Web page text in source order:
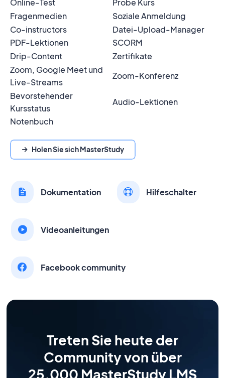
Online-Test
Probe Kurs
Fragenmedien
Soziale Anmeldung
Co-instructors
Datei-Upload-Manager
PDF-Lektionen
SCORM
Drip-Content
Zertifikate
Zoom, Google Meet und
Live-Streams
Zoom-Konferenz
Bevorstehender
Kursstatus
Audio-Lektionen
Notenbuch
Holen Sie sich MasterStudy
Dokumentation Hilfeschalter
Videoanleitungen
Facebook community
Treten Sie heute der
Community von über
25.000 MasterStudy LMS